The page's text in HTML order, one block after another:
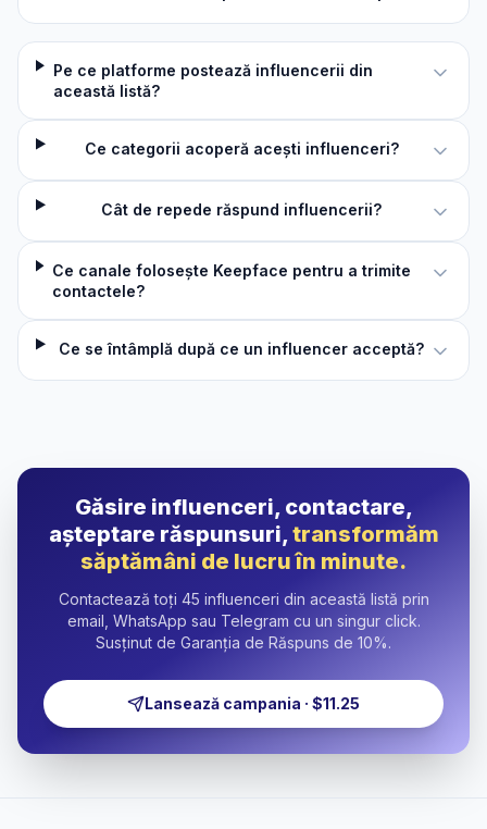
Pe ce platforme postează influencerii din
această listă?
Ce categorii acoperă acești influenceri?
Cât de repede răspund influencerii?
Ce canale folosește Keepface pentru a trimite
contactele?
Ce se întâmplă după ce un influencer acceptă?
Găsire influenceri, contactare,
așteptare răspunsuri,transformăm
săptămâni de lucru în minute.
Contactează toți 45 influenceri din această listă prin
email, WhatsApp sau Telegram cu un singur click.
Susținut de Garanția de Răspuns de 10%.
Lansează campania · $11.25